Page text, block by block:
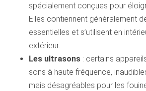
spécialement conçues pour
Elles contiennent généralement
essentielles et s’utilisent en
extérieur.
Les ultrasons: certains
sons à haute fréquence,
mais désagréables pour les